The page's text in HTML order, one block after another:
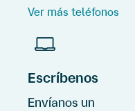
Ver más teléfonos
Escríbenos
Envíanos un